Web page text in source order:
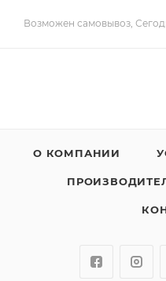
Возможен самовывоз,
О КОМПАНИИ